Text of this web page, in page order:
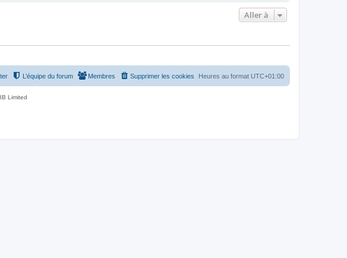
Aller à
Heures au format UTC+01:00
Supprimer les cookies
Membres
L’équipe du forum
Limited